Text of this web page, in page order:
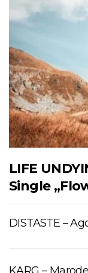
LIFE
Single
DISTASTE –